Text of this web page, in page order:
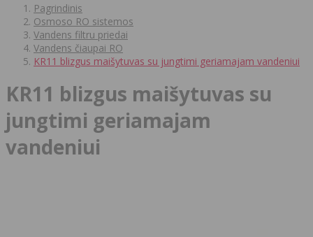
Pagrindinis
Osmoso RO sistemos
Vandens filtru priedai
Vandens čiaupai RO
KR11 blizgus maišytuvas su jungtimi geriamajam vandeniui
KR11 blizgus maišytuvas su
jungtimi geriamajam
vandeniui